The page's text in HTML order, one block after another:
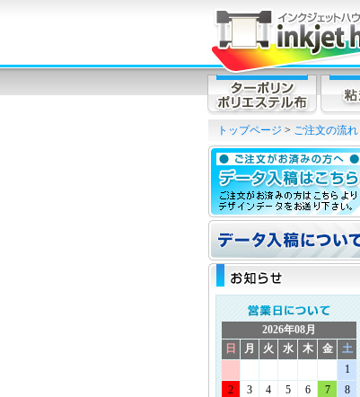
トップページ > ご注文の流れ
2026年08月
日
月 火 水 木 金
土
1
2
3 4 5 6 7
8